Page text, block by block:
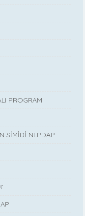
PROGRAM
SİMİDİ NLPDAP